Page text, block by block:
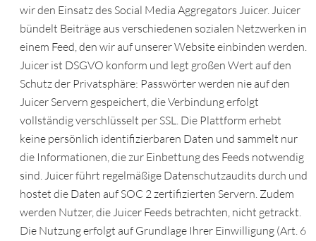
wir den Einsatz des Social Media Aggregators Juicer. Juicer
bündelt Beiträge aus verschiedenen sozialen Netzwerken in
einem Feed, den wir auf unserer Website einbinden werden.
Juicer ist DSGVO konform und legt großen Wert auf den
Schutz der Privatsphäre: Passwörter werden nie auf den
Juicer Servern gespeichert, die Verbindung erfolgt
vollständig verschlüsselt per SSL. Die Plattform erhebt
keine persönlich identifizierbaren Daten und sammelt nur
die Informationen, die zur Einbettung des Feeds notwendig
sind. Juicer führt regelmäßige Datenschutzaudits durch und
hostet die Daten auf SOC 2 zertifizierten Servern. Zudem
werden Nutzer, die Juicer Feeds betrachten, nicht getrackt.
Die Nutzung erfolgt auf Grundlage Ihrer Einwilligung (Art. 6